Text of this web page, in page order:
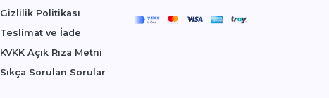
Gizlilik Politikası
Teslimat ve İade
KVKK Açık Rıza Metni
Sıkça Sorulan Sorular